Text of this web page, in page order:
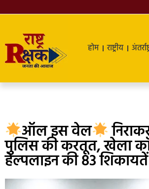
होम राष्ट्रीय
ऑल इस वेल
पुलिस की करतूत, खेला
हेल्पलाइन की 83 शिकायतें